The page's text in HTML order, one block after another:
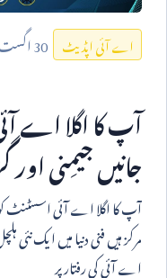
اے آئی اپڈیٹ 30
آپ کا اگلا اے
جانیں جیمِنی
آپ کا اگلا اے آئی اسسٹنٹ
مرکز ہیں فنی دنیا میں
اے آئی کی رفتار پر